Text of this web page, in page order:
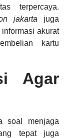
terpercaya.
jakarta juga
akurat
kartu
Agar
soal menjaga
tepat juga